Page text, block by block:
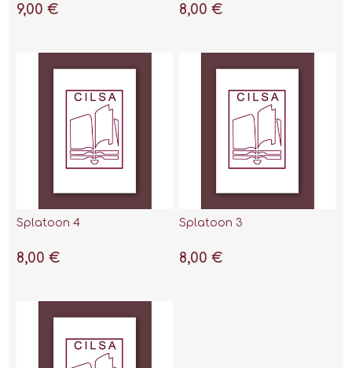
9,00 € 8,00 €
Splatoon 4
8,00 €
Splatoon 3
8,00 €